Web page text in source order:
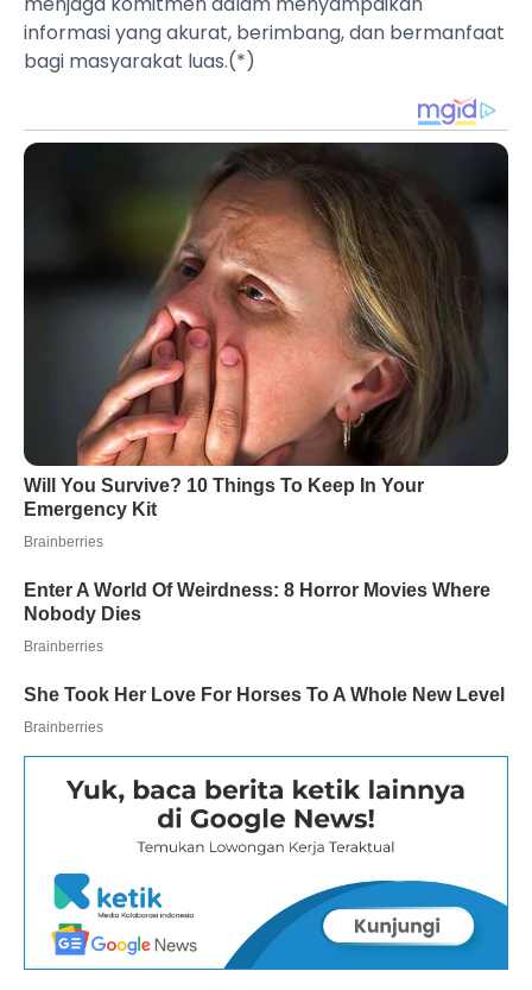
informasi yang akurat, berimbang, dan bermanfaat
bagi masyarakat luas.(*)